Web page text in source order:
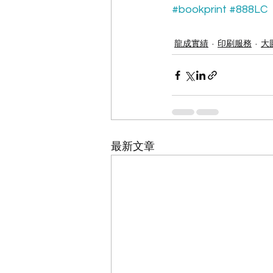
#bookprint #888LC
龍成實績 印刷服務 大
最新文章